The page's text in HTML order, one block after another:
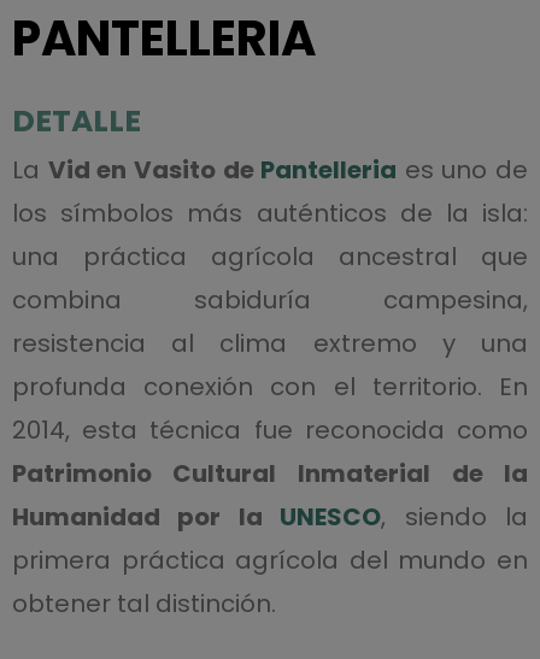
PANTELLERIA
DETALLE
La Vid en Vasito de Pantelleria es uno de
los símbolos más auténticos de la isla:
una práctica agrícola ancestral que
combina sabiduría campesina,
resistencia al clima extremo y una
profunda conexión con el territorio. En
2014, esta técnica fue reconocida como
Patrimonio Cultural Inmaterial de la
Humanidad por la UNESCO, siendo la
primera práctica agrícola del mundo en
obtener tal distinción.